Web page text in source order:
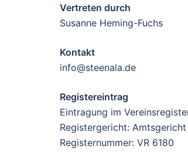
Vertreten durch
​Susanne Heming-Fuchs
Kontakt
​info@steenala.de
Registereintrag
​Eintragung im
Registergericht: Amtsgericht
Registernummer: VR 6180